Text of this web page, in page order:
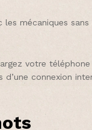
mécaniques
votre téléphone
d’une connexion